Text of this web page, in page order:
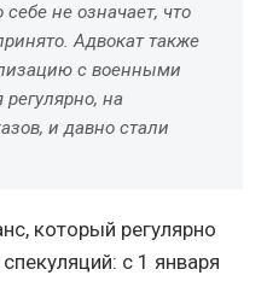
не означает, что
Адвокат также
с военными
на
и давно стали
который регулярно
с 1 января